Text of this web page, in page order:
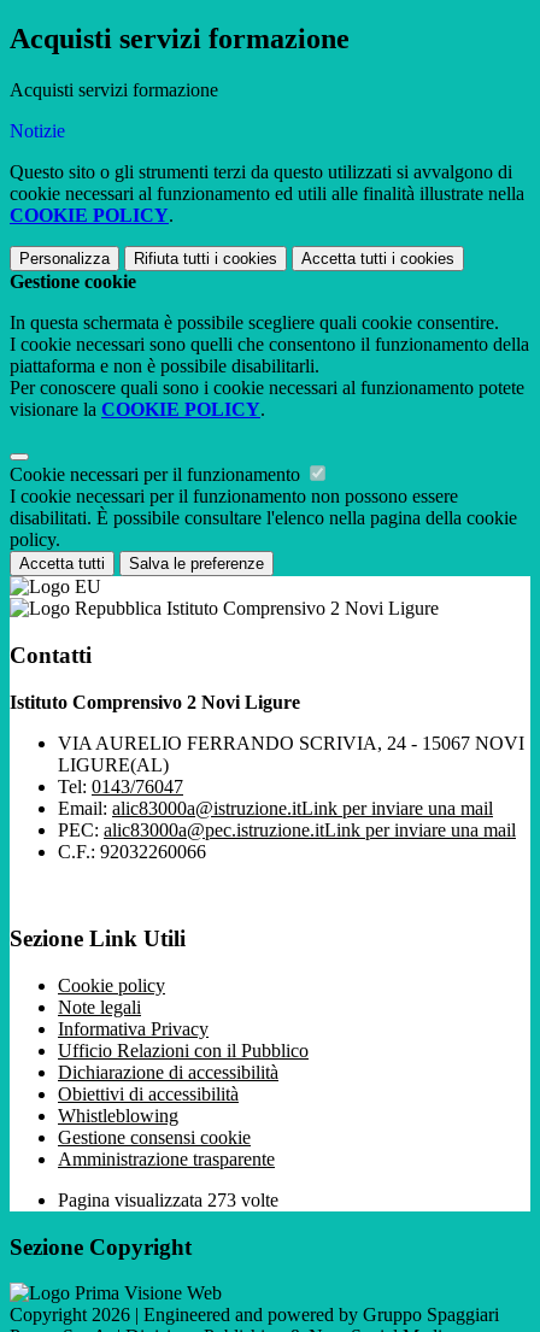
Acquisti servizi formazione
Acquisti servizi formazione
Notizie
Questo sito o gli strumenti terzi da questo utilizzati si avvalgono di
cookie necessari al funzionamento ed utili alle finalità illustrate nella
COOKIE POLICY.
Personalizza Rifiuta tutti i cookies Accetta tutti i cookies
Gestione cookie
In questa schermata è possibile scegliere quali cookie consentire.
I cookie necessari sono quelli che consentono il funzionamento della
piattaforma e non è possibile disabilitarli.
Per conoscere quali sono i cookie necessari al funzionamento potete
visionare la COOKIE POLICY.
Cookie necessari per il funzionamento
I cookie necessari per il funzionamento non possono essere
disabilitati. È possibile consultare l'elenco nella pagina della cookie
policy.
Accetta tutti Salva le preferenze
Istituto Comprensivo 2 Novi Ligure
Contatti
Istituto Comprensivo 2 Novi Ligure
VIA AURELIO FERRANDO SCRIVIA, 24 - 15067 NOVI
LIGURE(AL)
Tel: 0143/76047
Email: alic83000a@istruzione.itLink per inviare una mail
PEC: alic83000a@pec.istruzione.itLink per inviare una mail
C.F.: 92032260066
Sezione Link Utili
Cookie policy
Note legali
Informativa Privacy
Ufficio Relazioni con il Pubblico
Dichiarazione di accessibilità
Obiettivi di accessibilità
Whistleblowing
Gestione consensi cookie
Amministrazione trasparente
Pagina visualizzata 273 volte
Sezione Copyright
Copyright 2026 | Engineered and powered by Gruppo Spaggiari